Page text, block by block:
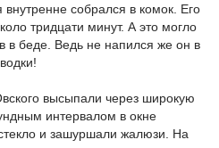
собрался в комок. Его
тридцати минут. А это могло
в беде. Ведь не напился же он в
высыпали через широкую
интервалом в окне
и зашуршали жалюзи. На